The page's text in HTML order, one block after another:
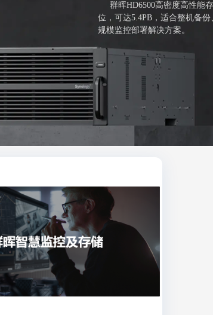
群晖HD6500高密度高性能
位，可达5.4PB，适合整机备
规模监控部署解决方案。